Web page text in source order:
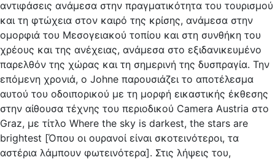
αντιφάσεις ανάμεσα στην πραγματικότητα του τουρισμού
και τη φτώχεια στον καιρό της κρίσης, ανάμεσα στην
ομορφιά του Μεσογειακού τοπίου και στη συνθήκη του
χρέους και της ανέχειας, ανάμεσα στο εξιδανικευμένο
παρελθόν της χώρας και τη σημερινή της δυσπραγία. Την
επόμενη χρονιά, ο Johne παρουσιάζει το αποτέλεσμα
αυτού του οδοιπορικού με τη μορφή εικαστικής έκθεσης
στην αίθουσα τέχνης του περιοδικού Camera Austria στο
Graz, με τίτλο Where the sky is darkest, the stars are
brightest [Όπου οι ουρανοί είναι σκοτεινότεροι, τα
αστέρια λάμπουν φωτεινότερα]. Στις λήψεις του,